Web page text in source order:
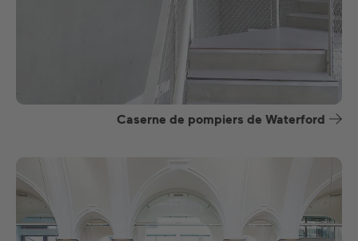
Caserne de pompiers de Waterford